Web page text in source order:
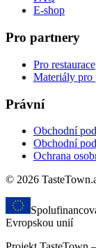
E-shop
Pro partnery
Pro restaurace
Materiály pro
Právní
Obchodní
Obchodní
Ochrana
© 2026
Evropskou unií